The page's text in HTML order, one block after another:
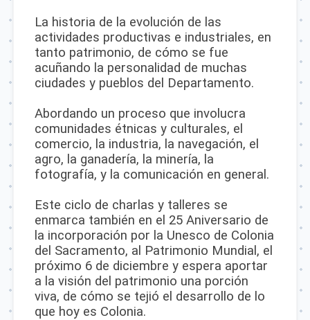
La historia de la evolución de las
actividades productivas e industriales, en
tanto patrimonio, de cómo se fue
acuñando la personalidad de muchas
ciudades y pueblos del Departamento.
Abordando un proceso que involucra
comunidades étnicas y culturales, el
comercio, la industria, la navegación, el
agro, la ganadería, la minería, la
fotografía, y la comunicación en general.
Este ciclo de charlas y talleres se
enmarca también en el 25 Aniversario de
la incorporación por la Unesco de Colonia
del Sacramento, al Patrimonio Mundial, el
próximo 6 de diciembre y espera aportar
a la visión del patrimonio una porción
viva, de cómo se tejió el desarrollo de lo
que hoy es Colonia.